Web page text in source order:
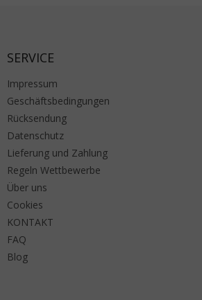
SERVICE
Impressum
Geschäftsbedingungen
Rücksendung
Datenschutz
Lieferung und Zahlung
Regeln Wettbewerbe
Über uns
Cookies
KONTAKT
FAQ
Blog